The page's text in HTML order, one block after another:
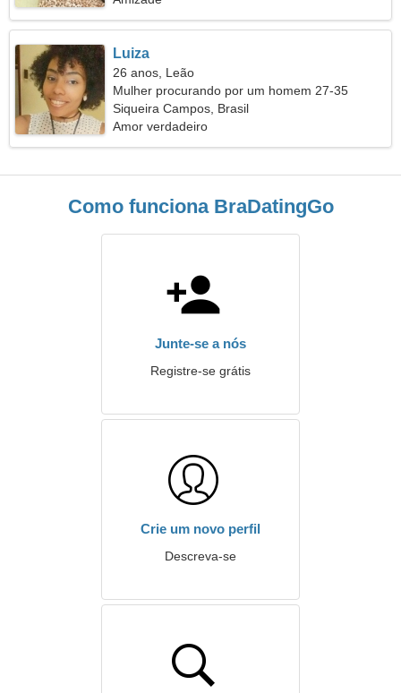
Luiza
26 anos, Leão
Mulher procurando por um homem 27-35
Siqueira Campos, Brasil
Amor verdadeiro
Como funciona BraDatingGo
Junte-se a nós
Registre-se grátis
Crie um novo perfil
Descreva-se